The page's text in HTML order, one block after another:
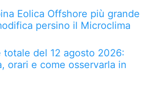
Eolica Offshore più grande
persino il Microclima
totale del 12 agosto 2026:
orari e come osservarla in